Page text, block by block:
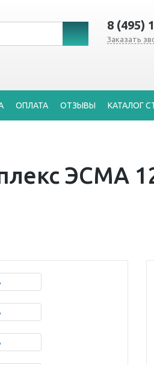
8 (495)
Заказать
ОПЛАТА ОТЗЫВЫ КАТАЛОГ
ЭСМА